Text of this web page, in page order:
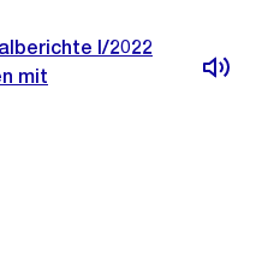
I/2022
mit